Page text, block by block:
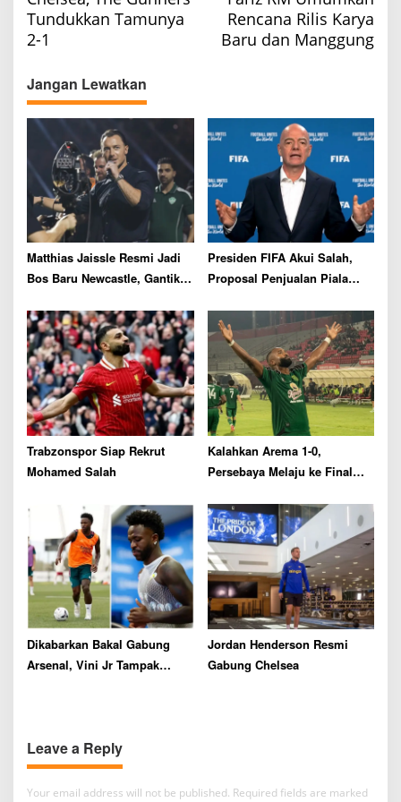
s
t
a
v
g
a
t
i
o
n
Tundukkan Tamunya
2-1
Rencana Rilis Karya
Baru dan Manggung
Jangan Lewatkan
Matthias Jaissle Resmi Jadi
Bos Baru Newcastle, Gantikan
Presiden FIFA Akui Salah,
Proposal Penjualan Piala
Trabzonspor Siap Rekrut
Mohamed Salah
Kalahkan Arema 1-0,
Persebaya Melaju ke Final
Dikabarkan Bakal Gabung
Arsenal, Vini Jr Tampak
Jordan Henderson Resmi
Gabung Chelsea
Leave a Reply
Your email address will not be published. Required fields are marked